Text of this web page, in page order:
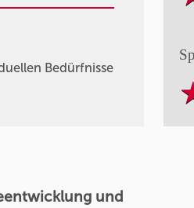
Bedürfnisse
und